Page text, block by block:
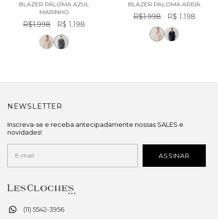
BLAZER PALOMA AZUL
MARINHO
R$1.998 R$ 1.198
BLAZER PALOMA AREIA
R$1.998 R$ 1.198
(11) 5542-3956
NEWSLETTER
Inscreva-se e receba antecipadamente nossas SALES e
novidades!